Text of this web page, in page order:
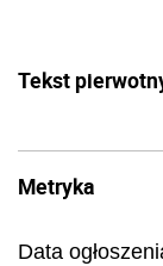
Tekst
Metryka
Data